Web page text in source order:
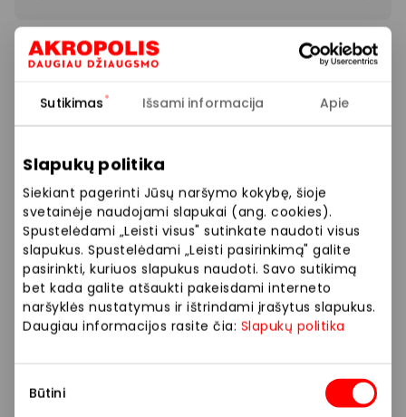
Sutikimas Išsami informacija Apie
Slapukų politika
Siekiant pagerinti Jūsų naršymo kokybę, šioje
svetainėje naudojami slapukai (ang. cookies).
Spustelėdami „Leisti visus" sutinkate naudoti visus
slapukus. Spustelėdami „Leisti pasirinkimą" galite
pasirinkti, kuriuos slapukus naudoti. Savo sutikimą
bet kada galite atšaukti pakeisdami interneto
naršyklės nustatymus ir ištrindami įrašytus slapukus.
Daugiau informacijos rasite čia: Slapukų politika
pasirinkimas
Būtini
ERBAL kvapams: Black Tea / Amos / Zefiro linijoms
-25% nuolaida.
Pasiūlymas galioja: visą vasaros sezoną.
Prekybos ir pramogų centre „AKROPOLIS“
veikiančios parduotuvės ir paslaugų teikėjai
savarankiškai nustato taikomas nuolaidas, jų
dydžius bei kitas aktualias sąlygas. Stengiamės
kuo tiksliau pateikti aktualią informaciją, tačiau,
jei kyla neatitikimų tarp mūsų tinklalapyje
pateiktos informacijos ir faktinės informacijos
parduotuvėje ar paslaugų teikimo vietoje, visada
parduotuvėje ar paslaugų teikimo vietoje. Visais
klausimais, susijusiais su konkrečiomis